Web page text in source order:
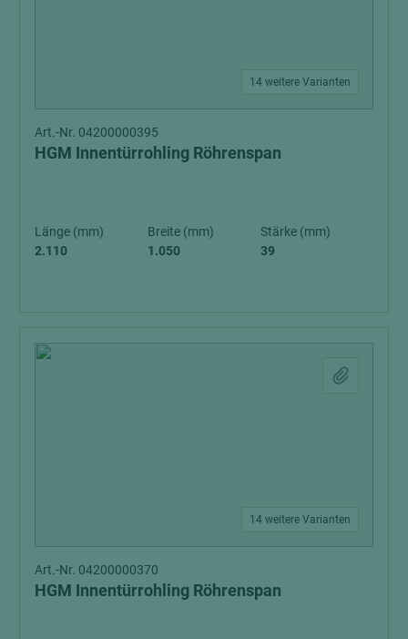
14 weitere Varianten
Art.-Nr. 04200000395
HGM Innentürrohling Röhrenspan
Länge (mm)
2.110
Breite (mm)
1.050
Stärke (mm)
39
14 weitere Varianten
Art.-Nr. 04200000370
HGM Innentürrohling Röhrenspan